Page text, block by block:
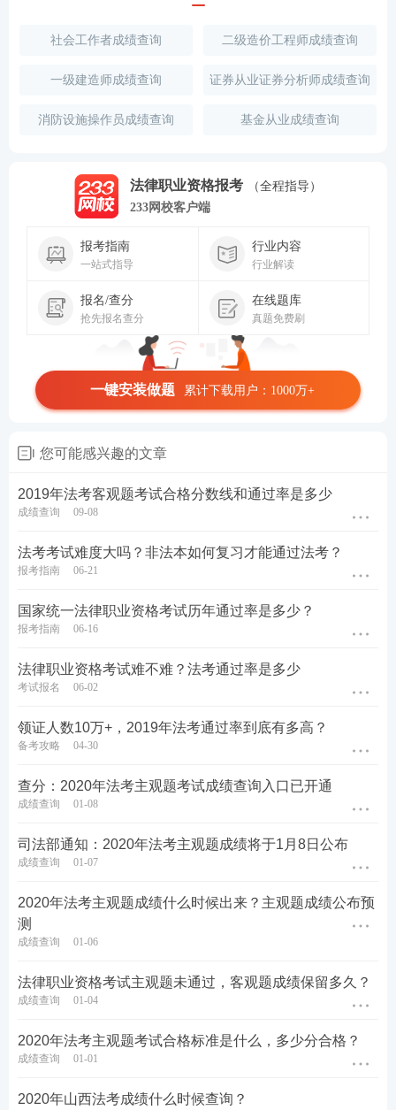
社会工作者成绩查询 二级造价工程师成绩查询
一级建造师成绩查询 证券从业证券分析师成绩查询
消防设施操作员成绩查询 基金从业成绩查询
法律职业资格报考
（全程指导）
233网校客户端
报考指南
一站式指导
行业内容
行业解读
报名/查分
抢先报名查分
在线题库
真题免费刷
一键安装做题 累计下载用户：1000万+
您可能感兴趣的文章
2019年法考客观题考试合格分数线和通过率是多少
成绩查询 09-08
法考考试难度大吗？非法本如何复习才能通过法考？
报考指南 06-21
国家统一法律职业资格考试历年通过率是多少？
报考指南 06-16
法律职业资格考试难不难？法考通过率是多少
考试报名 06-02
领证人数10万+，2019年法考通过率到底有多高？
备考攻略 04-30
查分：2020年法考主观题考试成绩查询入口已开通
成绩查询 01-08
司法部通知：2020年法考主观题成绩将于1月8日公布
成绩查询 01-07
2020年法考主观题成绩什么时候出来？主观题成绩公布预
测
成绩查询 01-06
法律职业资格考试主观题未通过，客观题成绩保留多久？
成绩查询 01-04
2020年法考主观题考试合格标准是什么，多少分合格？
成绩查询 01-01
2020年山西法考成绩什么时候查询？